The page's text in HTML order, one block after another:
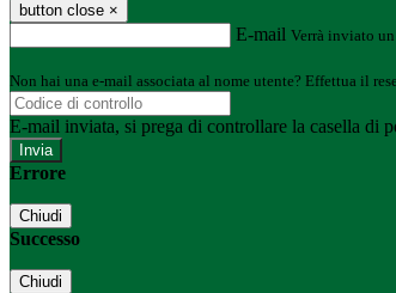
button close ×
E-mail Verrà inviato
Non hai una e-mail associata al nome utente? Effettua il
E-mail inviata, si prega di controllare la casella di
Errore
Chiudi
Successo
Chiudi